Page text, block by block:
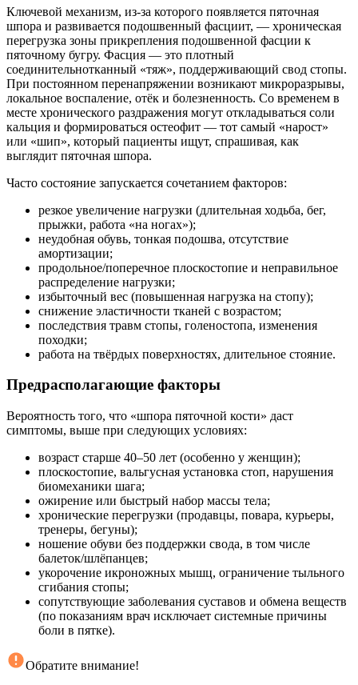
Ключевой механизм, из‑за которого появляется пяточная
шпора и развивается подошвенный фасциит, — хроническая
перегрузка зоны прикрепления подошвенной фасции к
пяточному бугру. Фасция — это плотный
соединительнотканный «тяж», поддерживающий свод стопы.
При постоянном перенапряжении возникают микроразрывы,
локальное воспаление, отёк и болезненность. Со временем в
месте хронического раздражения могут откладываться соли
кальция и формироваться остеофит — тот самый «нарост»
или «шип», который пациенты ищут, спрашивая, как
выглядит пяточная шпора.
Часто состояние запускается сочетанием факторов:
резкое увеличение нагрузки (длительная ходьба, бег,
прыжки, работа «на ногах»);
неудобная обувь, тонкая подошва, отсутствие
амортизации;
продольное/поперечное плоскостопие и неправильное
распределение нагрузки;
избыточный вес (повышенная нагрузка на стопу);
снижение эластичности тканей с возрастом;
последствия травм стопы, голеностопа, изменения
походки;
работа на твёрдых поверхностях, длительное стояние.
Предрасполагающие факторы
Вероятность того, что «шпора пяточной кости» даст
симптомы, выше при следующих условиях:
возраст старше 40–50 лет (особенно у женщин);
плоскостопие, вальгусная установка стоп, нарушения
биомеханики шага;
ожирение или быстрый набор массы тела;
хронические перегрузки (продавцы, повара, курьеры,
тренеры, бегуны);
ношение обуви без поддержки свода, в том числе
балеток/шлёпанцев;
укорочение икроножных мышц, ограничение тыльного
сгибания стопы;
сопутствующие заболевания суставов и обмена веществ
(по показаниям врач исключает системные причины
боли в пятке).
Обратите внимание!